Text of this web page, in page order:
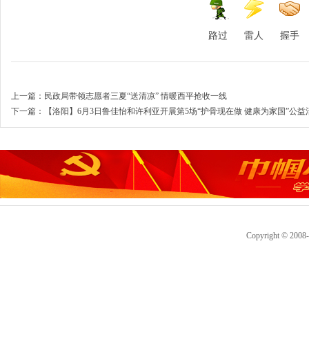
路过 雷人 握手
上一篇： 民政局带领志愿者三夏“送清凉” 情暖西平抢收一线
下一篇：
【洛阳】6月3日鲁佳怡和许利亚开展第5场“护骨现在做 健康为家国”公益
Copyright ©